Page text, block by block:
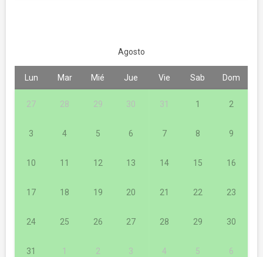
Agosto
Lun Mar Mié Jue Vie Sab Dom
27 28 29 30 31 1 2
3 4 5 6 7 8 9
10 11 12 13 14 15 16
17 18 19 20 21 22 23
24 25 26 27 28 29 30
31 1 2 3 4 5 6